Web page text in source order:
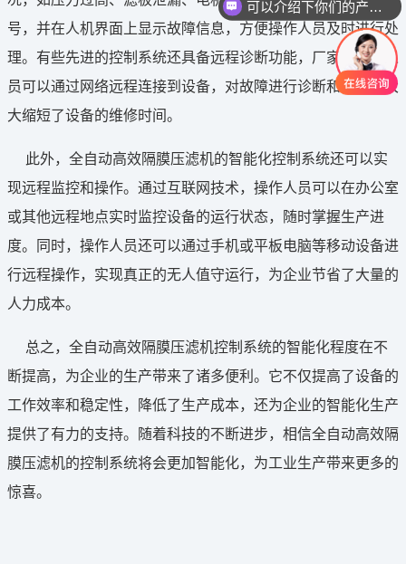
号，并在人机界面上显示故障信息，方便操作人员及时进行处
理。有些先进的控制系统还具备远程诊断功能，厂家的技术人
员可以通过网络远程连接到设备，对故障进行诊断和排除，大
大缩短了设备的维修时间。
此外，全自动高效隔膜压滤机的智能化控制系统还可以实
现远程监控和操作。通过互联网技术，操作人员可以在办公室
或其他远程地点实时监控设备的运行状态，随时掌握生产进
度。同时，操作人员还可以通过手机或平板电脑等移动设备进
行远程操作，实现真正的无人值守运行，为企业节省了大量的
人力成本。
总之，全自动高效隔膜压滤机控制系统的智能化程度在不
断提高，为企业的生产带来了诸多便利。它不仅提高了设备的
工作效率和稳定性，降低了生产成本，还为企业的智能化生产
提供了有力的支持。随着科技的不断进步，相信全自动高效隔
膜压滤机的控制系统将会更加智能化，为工业生产带来更多的
惊喜。